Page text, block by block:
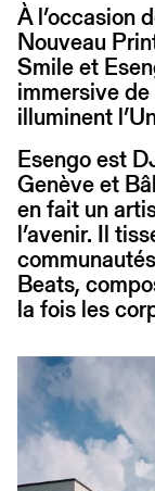
À l’occasion
Nouveau
Smile et
immersive
illuminent
Esengo est
Genève et
en fait un
l’avenir. Il
Beats,
la fois les